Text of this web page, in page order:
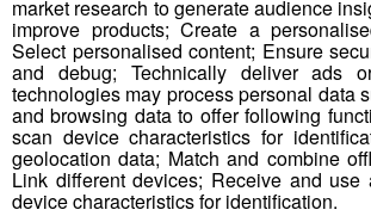
market research to generate audience
improve products; Create a
Select personalised content; Ensure
and debug; Technically deliver ads
technologies may process personal data
and browsing data to offer following
scan device characteristics for
geolocation data; Match and combine
Link different devices; Receive and use
device characteristics for identification.